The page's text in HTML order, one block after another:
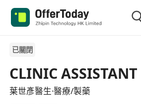
已關閉
CLINIC
葉世彥醫生·醫療/製藥